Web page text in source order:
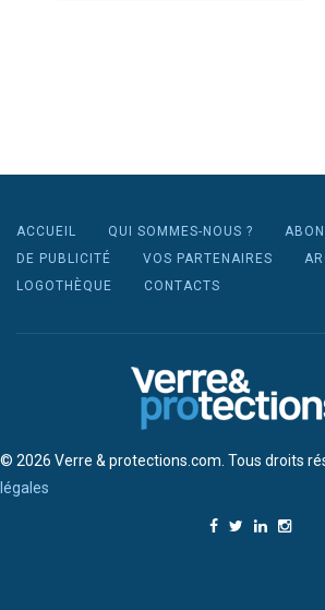
ACCUEIL QUI SOMMES-NOUS ?
DE PUBLICITÉ
VOS PARTENAIRES
LOGOTHÈQUE
CONTACTS
© 2026 Verre & protections.com. Tous droits
légales